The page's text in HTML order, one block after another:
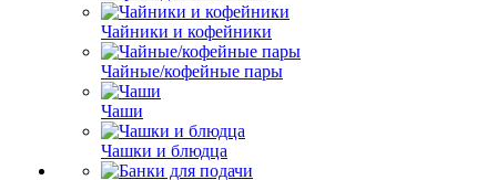
Чайники и кофейники
Чайные/кофейные пары
Чаши
Чашки и блюдца